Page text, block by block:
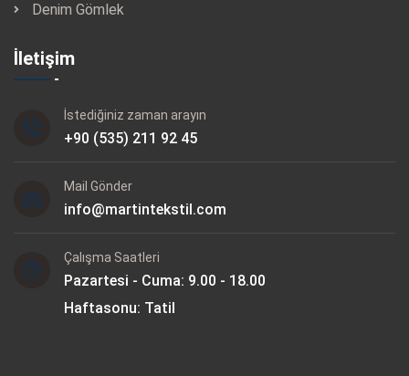
Denim Gömlek
İletişim
İstediğiniz zaman arayın
+90 (535) 211 92 45
Mail Gönder
info@martintekstil.com
Çalışma Saatleri
Pazartesi - Cuma: 9.00 - 18.00
Haftasonu: Tatil